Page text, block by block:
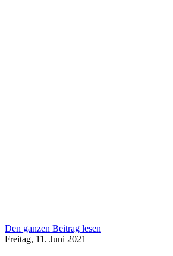
Den ganzen Beitrag lesen
Freitag, 11. Juni 2021